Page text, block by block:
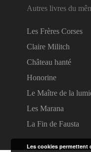
Autres livres du
Les Frères Corses
Claire Militch
Château hanté
Honorine
Le Maître de la
Les Marana
La Fin de Fausta
Les cookies permettent